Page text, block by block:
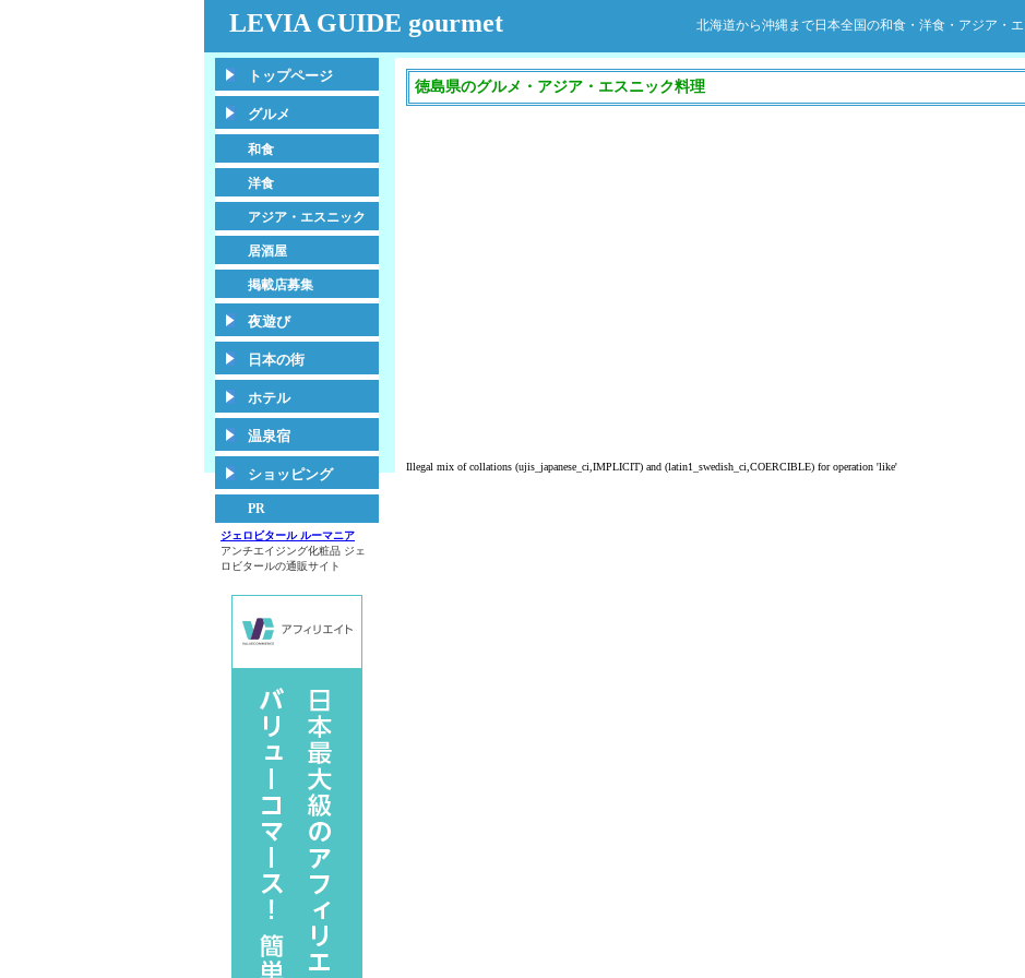
LEVIA GUIDE gourmet 北海道から沖縄まで日本全国の和食・洋食・アジア・
トップページ
グルメ
和食
洋食
アジア・エスニック
居酒屋
掲載店募集
夜遊び
日本の街
ホテル
温泉宿
ショッピング
PR
ジェロビタール ルーマニア
アンチエイジング化粧品 ジェ
ロビタールの通販サイト
徳島県のグルメ・アジア・エスニック料理
Illegal mix of collations (ujis_japanese_ci,IMPLICIT) and (latin1_swedish_ci,COERCIBLE) for operation 'like'